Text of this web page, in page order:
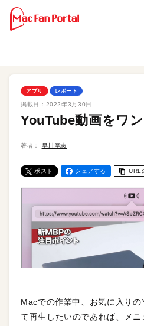
アプリ レポート
掲載日： 2022年3月30日
YouTube動画をワ
著者： 早川厚志
ポスト シェアする URL
Macでの作業中、お気に入り
て再生したいのであれば、メ